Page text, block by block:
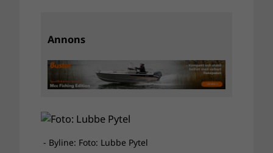
Annons
- Byline: Foto: Lubbe Pytel